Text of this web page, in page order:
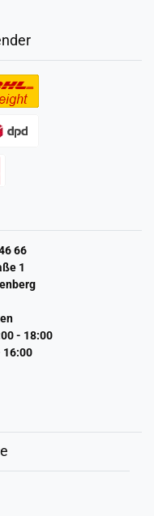
66
1
- 18:00
16:00